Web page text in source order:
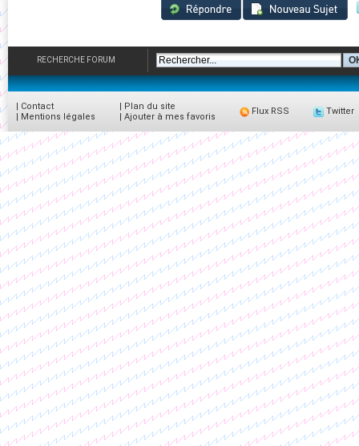
RECHERCHE FORUM
| Contact
| Mentions légales
| Plan du site
| Ajouter à mes favoris
Flux RSS Twitter